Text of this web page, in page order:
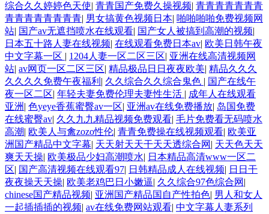
综合久久婷婷色天使| 青青国产免费久操视频| 青青青青青青青
青青青青青青青青| 男女搞黄色视频日本| 啪啪啪啪免费视频网
站| 国产av无遮挡喷水在线观看| 国产女人被搞到高潮的视频|
日本五十路人妻在线视频| 在线观看免费日本av| 欧美日韩午夜
中文字幕一区 | 1204人妻一区二区三区| 亚洲在线高清视频网
站| av网页一区二区三区| 精品极品日日夜夜欧美| 精品久久久
久久久久免费午夜福利 | 久久综合久久综合鬼色 | 国产在线午
夜一区二区| 年轻夫妻免费伦理夫妻性生活 | 成年人在线观看
亚洲 | 色yeye香蕉蜜臀av一区| 亚洲av在线免费播放| 岛国免费
在线蜜臀av| 久久九九精品视频免费观看| 毛片免费看无码喷水
高潮| 欧美人与禽zozo性伦| 青青免费操在线视频观看| 欧美亚
洲国产精品中文字幕| 天天射天天干天天透综合网 | 天天色天天
爽天天操| 欧美极品少妇高潮喷水| 日本精品高清www一区二
区| 国产高清视频在线观看97| 日韩精品成人在线视频| 日日干
夜夜操天天操| 欧美老鸡巴日小嫩逼| 久久综合97色综合网 |
chinese国产精品视频| 亚洲国产精品国自产性拍色| 男人和女人
一起插插插的视频| av在线免费网站观看| 中文字幕人妻系列